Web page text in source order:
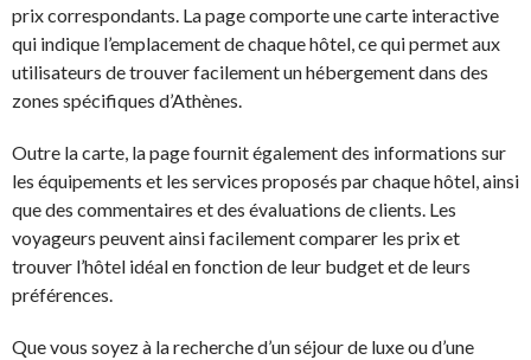
prix correspondants. La page comporte une carte interactive
qui indique l’emplacement de chaque hôtel, ce qui permet aux
utilisateurs de trouver facilement un hébergement dans des
zones spécifiques d’Athènes.
Outre la carte, la page fournit également des informations sur
les équipements et les services proposés par chaque hôtel, ainsi
que des commentaires et des évaluations de clients. Les
voyageurs peuvent ainsi facilement comparer les prix et
trouver l’hôtel idéal en fonction de leur budget et de leurs
préférences.
Que vous soyez à la recherche d’un séjour de luxe ou d’une